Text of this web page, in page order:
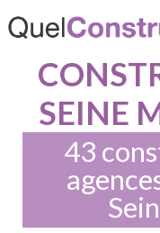
SEINE
43